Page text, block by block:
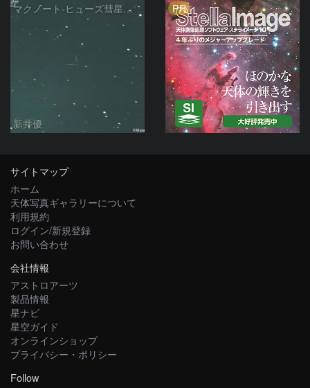
マクノート-ヒューズ彗星（130P)：2024/10/02
新井優
PR
サイトマップ
ホーム
天体写真ギャラリーについて
利用規約
ログイン/新規登録
お問い合わせ
会社情報
アストロアーツ
製品情報
星ナビ
星空ガイド
オンラインショップ
プライバシー・ポリシー
Follow